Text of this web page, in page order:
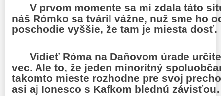
V prvom momente sa mi zdala táto
náš Rómko sa tváril vážne, nuž sme ho
poschodie vyššie, že tam je miesta dosť.
Vidieť Róma na Daňovom úrade
vec. Ale to, že jeden minoritný
takomto mieste rozhodne pre svoj
asi aj Ionesco s Kafkom blednú